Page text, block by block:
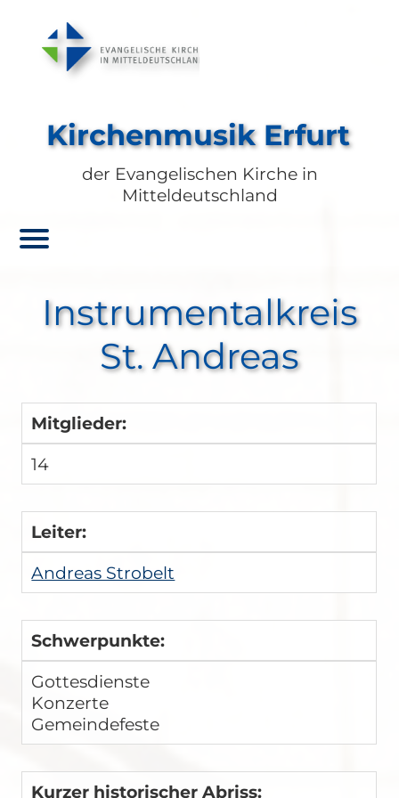
Kirchenmusik Erfurt
der Evangelischen Kirche in
Mitteldeutschland
Instrumentalkreis
St. Andreas
Mitglieder:
14
Leiter:
Andreas Strobelt
Schwerpunkte:
Gottesdienste
Konzerte
Gemeindefeste
Kurzer historischer Abriss: